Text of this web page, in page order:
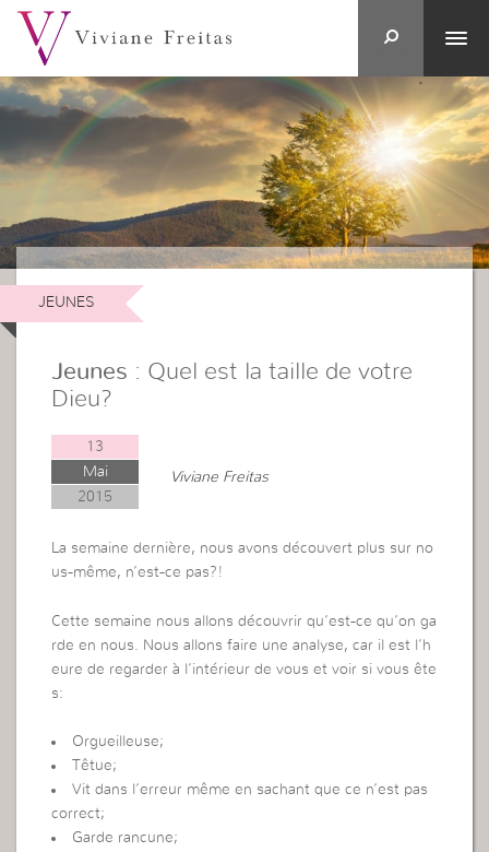
JEUNES
Jeunes : Quel est la taille de votre
Dieu?
13
Mai
2015
Viviane Freitas
La semaine dernière, nous avons découvert plus sur no
us-même, n’est-ce pas?!
Cette semaine nous allons découvrir qu’est-ce qu’on ga
rde en nous. Nous allons faire une analyse, car il est l’h
eure de regarder à l’intérieur de vous et voir si vous ête
s:
Orgueilleuse;
Têtue;
Vit dans l’erreur même en sachant que ce n’est pas
correct;
Garde rancune;